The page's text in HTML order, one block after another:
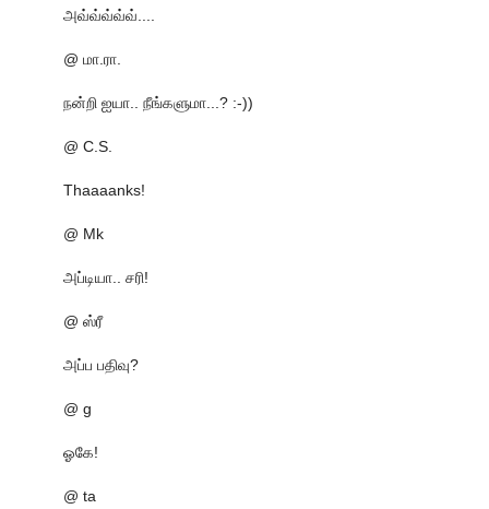
அவ்வ்வ்வ்வ்....
@ மா.ரா.
நன்றி ஐயா.. நீங்களுமா...? :-))
@ C.S.
Thaaaanks!
@ Mk
அப்டியா.. சரி!
@ ஸ்ரீ
அப்ப பதிவு?
@ g
ஓகே!
@ ta